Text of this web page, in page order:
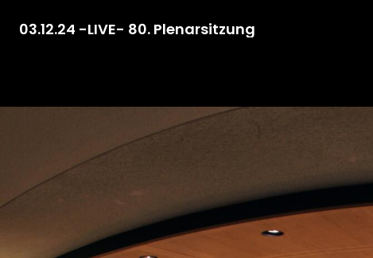
03.12.24 -LIVE- 80. Plenarsitzung